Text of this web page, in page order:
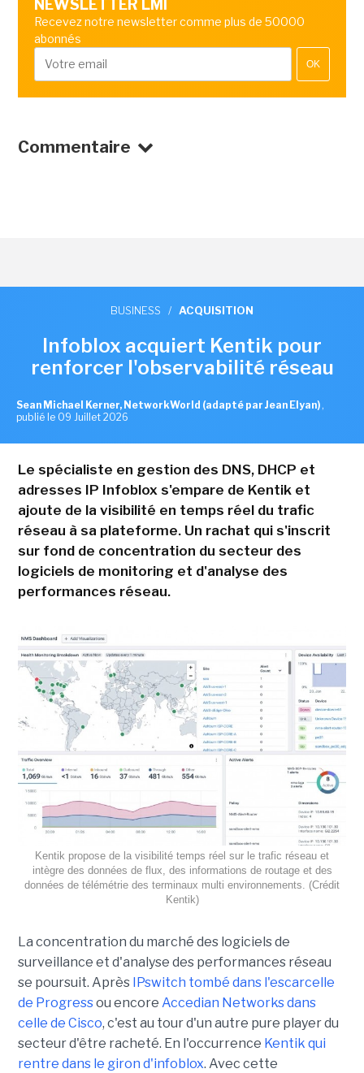
NEWSLETTER LMI
Recevez notre newsletter comme plus de 50000
abonnés
OK
Commentaire
BUSINESS / ACQUISITION
Infoblox acquiert Kentik pour
renforcer l'observabilité réseau
Sean Michael Kerner, NetworkWorld (adapté par Jean Elyan) ,
publié le 09 Juillet 2026
Le spécialiste en gestion des DNS, DHCP et
adresses IP Infoblox s'empare de Kentik et
ajoute de la visibilité en temps réel du trafic
réseau à sa plateforme. Un rachat qui s'inscrit
sur fond de concentration du secteur des
logiciels de monitoring et d'analyse des
performances réseau.
Kentik propose de la visibilité temps réel sur le trafic réseau et
intègre des données de flux, des informations de routage et des
données de télémétrie des terminaux multi environnements. (Crédit
Kentik)
La concentration du marché des logiciels de
surveillance et d'analyse des performances réseau
se poursuit. Après IPswitch tombé dans l'escarcelle
de Progressou encore Accedian Networks dans
celle de Cisco, c'est au tour d'un autre pure player du
secteur d'être racheté. En l'occurrence Kentik qui
rentre dans le giron d'infoblox. Avec cette